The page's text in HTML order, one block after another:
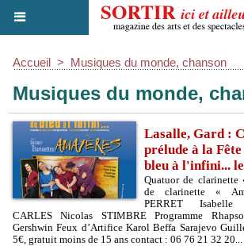
Accueil > Musiques du monde, chanson
Musiques du monde,
Lasalle, Gard :
prélude à la
bleu à l'infini...
Quatuor de clarinette
de clarinette «
PERRET
CARLES Nicolas STIMBRE Programme
Gershwin Feux d’Artifice Karol Beffa Sarajevo
5€, gratuit moins de 15 ans contact : 06 76 21 32 20...